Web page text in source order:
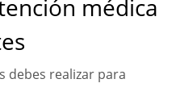
médica
debes realizar para